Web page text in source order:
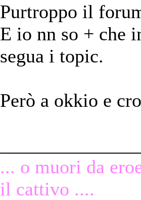
Purtroppo il
E io nn so + che
segua i topic.
Però a okkio e
... o muori da
il cattivo ....